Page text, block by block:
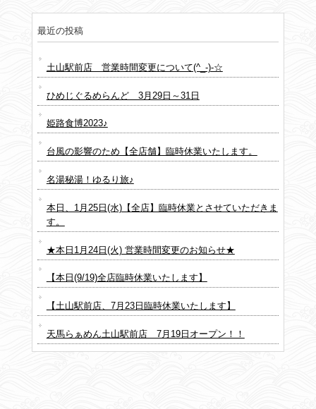
最近の投稿
土山駅前店 営業時間変更について(^_-)-☆
ひめじぐるめらんど 3月29日～31日
姫路食博2023♪
台風の影響のため【全店舗】臨時休業いたします。
名湯秘湯！ゆるり旅♪
本日、1月25日(水)【全店】臨時休業とさせていただきま
す。
★本日1月24日(火) 営業時間変更のお知らせ★
【本日(9/19)全店臨時休業いたします】
【土山駅前店、7月23日臨時休業いたします】
天馬らぁめん土山駅前店 7月19日オープン！！